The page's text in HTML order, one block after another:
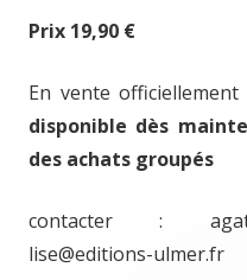
Prix 19,90 €
En vente
disponible dès
des achats groupés
contacter :
lise@editions-ulmer.fr